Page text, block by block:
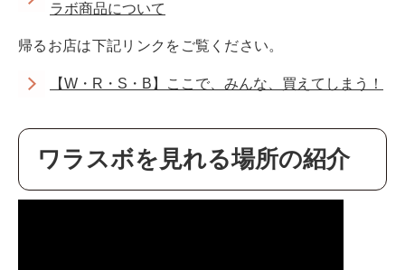
ラボ商品について
帰るお店は下記リンクをご覧ください。
【W・R・S・B】ここで、みんな、買えてしまう！
ワラスボを見れる場所の紹介